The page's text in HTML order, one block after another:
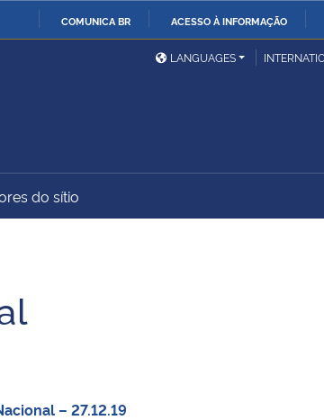
COMUNICA BR ACESSO À INFORMAÇÃO
da Defesa
Ministério das Relações
Exteriores
do
Geral da União
LANGUAGES
do sítio
– 27.12.19